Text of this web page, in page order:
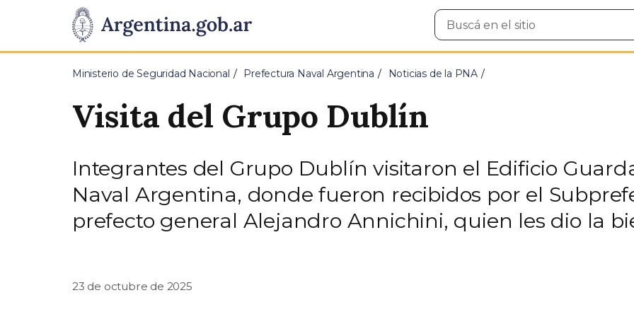
Presidencia
de
Pasar al contenido principal
Buscar
en
Ministerio de Seguridad Nacional Prefectura Naval Argentina Noticias de la PNA
Visita del Grupo Dublín
Integrantes del Grupo Dublín visitaron el Edificio
Naval Argentina, donde fueron recibidos por el
prefecto general Alejandro Annichini, quien les dio la
23 de octubre de 2025